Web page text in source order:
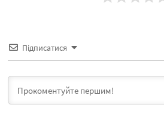
Підписатися